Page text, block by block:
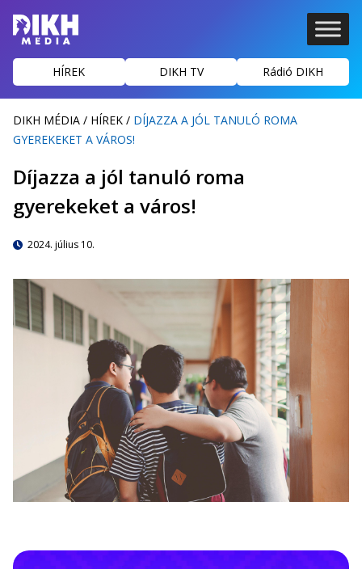
HÍREK DIKH TV Rádió DIKH
DIKH MÉDIA / HÍREK / DÍJAZZA A JÓL TANULÓ ROMA
GYEREKEKET A VÁROS!
Díjazza a jól tanuló roma
gyerekeket a város!
2024. július 10.